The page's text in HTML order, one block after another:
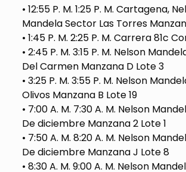
• 12:55 P. M. 1:25 P. M. Cartagena,
Mandela Sector Las Torres
• 1:45 P. M. 2:25 P. M. Carrera 81c
• 2:45 P. M. 3:15 P. M. Nelson
Del Carmen Manzana D Lote 3
• 3:25 P. M. 3:55 P. M. Nelson
Olivos Manzana B Lote 19
• 7:00 A. M. 7:30 A. M. Nelson
De diciembre Manzana 2 Lote 1
• 7:50 A. M. 8:20 A. M. Nelson
De diciembre Manzana J Lote 8
• 8:30 A. M. 9:00 A. M. Nelson